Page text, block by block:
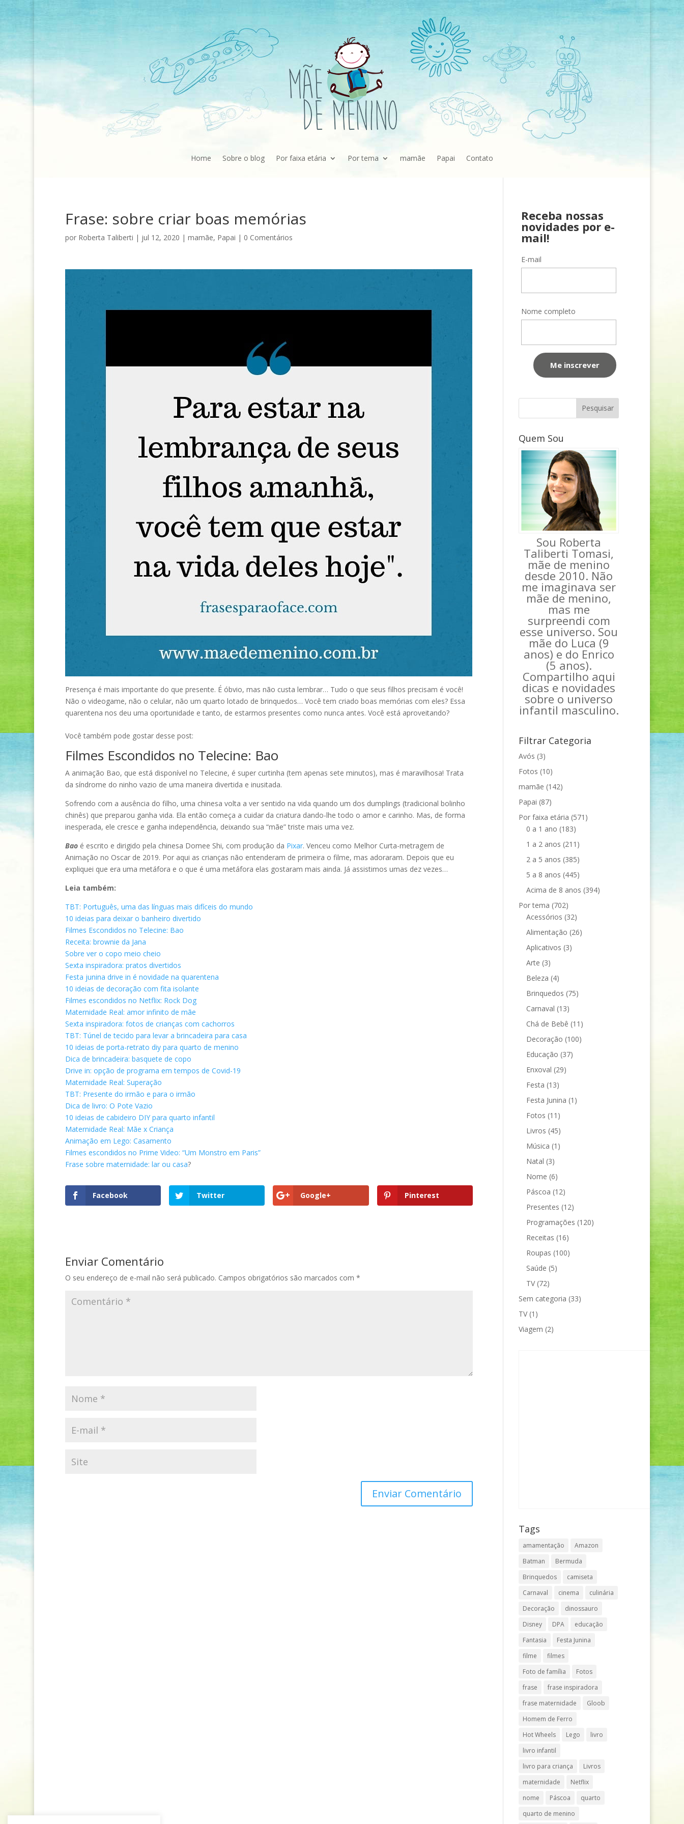
Home Sobre o blog Por faixa etária Por tema mamãe Papai Contato
Frase: sobre criar boas memórias
por Roberta Taliberti | jul 12, 2020 | mamãe, Papai | 0 Comentários
Presença é mais importante do que presente. É óbvio, mas não custa lembrar… Tudo o que seus filhos precisam é você!
Não o videogame, não o celular, não um quarto lotado de brinquedos… Você tem criado boas memórias com eles? Essa
quarentena nos deu uma oportunidade e tanto, de estarmos presentes como nunca antes. Você está aproveitando?
Você também pode gostar desse post:
Filmes Escondidos no Telecine: Bao
A animação Bao, que está disponível no Telecine, é super curtinha (tem apenas sete minutos), mas é maravilhosa! Trata
da síndrome do ninho vazio de uma maneira divertida e inusitada.
Sofrendo com a ausência do filho, uma chinesa volta a ver sentido na vida quando um dos dumplings (tradicional bolinho
chinês) que preparou ganha vida. Ela então começa a cuidar da criatura dando-lhe todo o amor e carinho. Mas, de forma
inesperada, ele cresce e ganha independência, deixando sua “mãe” triste mais uma vez.
Baoé escrito e dirigido pela chinesa Domee Shi, com produção da Pixar. Venceu como Melhor Curta-metragem de
Animação no Oscar de 2019. Por aqui as crianças não entenderam de primeira o filme, mas adoraram. Depois que eu
expliquei que era uma metáfora e o que é uma metáfora elas gostaram mais ainda. Já assistimos umas dez vezes…
Leia também:
TBT: Português, uma das línguas mais difíceis do mundo
10 ideias para deixar o banheiro divertido
Filmes Escondidos no Telecine: Bao
Receita: brownie da Jana
Sobre ver o copo meio cheio
Sexta inspiradora: pratos divertidos
Festa junina drive in é novidade na quarentena
10 ideias de decoração com fita isolante
Filmes escondidos no Netflix: Rock Dog
Maternidade Real: amor infinito de mãe
Sexta inspiradora: fotos de crianças com cachorros
TBT: Túnel de tecido para levar a brincadeira para casa
10 ideias de porta-retrato diy para quarto de menino
Dica de brincadeira: basquete de copo
Drive in: opção de programa em tempos de Covid-19
Maternidade Real: Superação
TBT: Presente do irmão e para o irmão
Dica de livro: O Pote Vazio
10 ideias de cabideiro DIY para quarto infantil
Maternidade Real: Mãe x Criança
Animação em Lego: Casamento
Filmes escondidos no Prime Video: “Um Monstro em Paris”
Frase sobre maternidade: lar ou casa?
Facebook Twitter Google+ Pinterest
Enviar Comentário
O seu endereço de e-mail não será publicado. Campos obrigatórios são marcados com *
Receba nossas
novidades por e-
mail!
E-mail
Nome completo
Quem Sou
Sou Roberta
Taliberti Tomasi,
mãe de menino
desde 2010. Não
me imaginava ser
mãe de menino,
mas me
surpreendi com
esse universo. Sou
mãe do Luca (9
anos) e do Enrico
(5 anos).
Compartilho aqui
dicas e novidades
sobre o universo
infantil masculino.
Filtrar Categoria
Avós (3)
Fotos (10)
mamãe (142)
Papai (87)
Por faixa etária (571)
0 a 1 ano (183)
1 a 2 anos (211)
2 a 5 anos (385)
5 a 8 anos (445)
Acima de 8 anos (394)
Por tema (702)
Acessórios (32)
Alimentação (26)
Aplicativos (3)
Arte (3)
Beleza (4)
Brinquedos (75)
Carnaval (13)
Chá de Bebê (11)
Decoração (100)
Educação (37)
Enxoval (29)
Festa (13)
Festa Junina (1)
Fotos (11)
Livros (45)
Música (1)
Natal (3)
Nome (6)
Páscoa (12)
Presentes (12)
Programações (120)
Receitas (16)
Roupas (100)
Saúde (5)
TV(72)
Sem categoria (33)
TV(1)
Viagem (2)
Tags
amamentação
Amazon
Batman
Bermuda
Brinquedos
camiseta
Carnaval
cinema
culinária
Decoração
dinossauro
Disney
DPA
educação
Fantasia
Festa Junina
filme
filmes
Foto de família
Fotos
frase
frase inspiradora
frase maternidade
Gloob
Homem de Ferro
Hot Wheels
Lego
livro
livro infantil
livro para criança
Livros
maternidade
Netflix
nome
Páscoa
quarto
quarto de menino